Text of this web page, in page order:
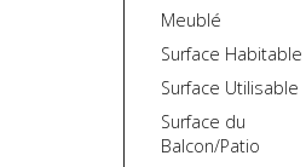
Meublé
Surface Habitable
Surface Utilisable
Surface du
Balcon/Patio